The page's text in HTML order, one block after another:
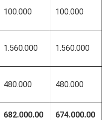
100.000 100.000
1.560.000 1.560.000
480.000 480.000
682.000.00
674.000.00